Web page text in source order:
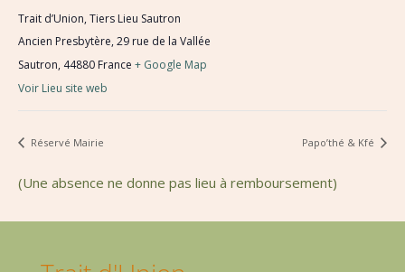
Trait d’Union, Tiers Lieu Sautron
Ancien Presbytère, 29 rue de la Vallée
Sautron, 44880 France + Google Map
Voir Lieu site web
Réservé Mairie Papo’thé & Kfé
(Une absence ne donne pas lieu à remboursement)